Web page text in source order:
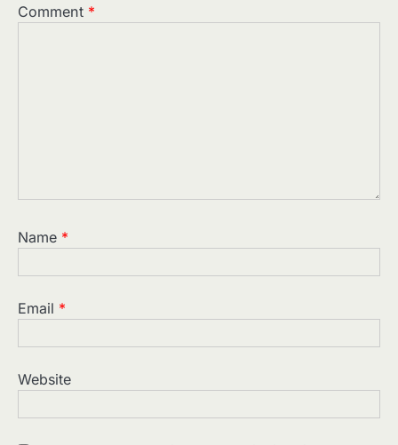
Comment *
Name *
Email *
Website